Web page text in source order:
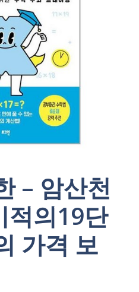
– 암산천
적의19단
가격 보